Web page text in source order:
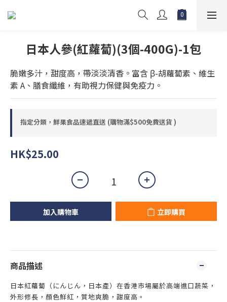
日本人參(紅蘿蔔)(3個-400G)-1包
脆嫩多汁，甜度高，帶淡淡清香。富含 β-胡蘿蔔素、維生
素 A、膳食纖維，有助視力保健與免疫力。
指定分類，鮮果食品速遞直送 (購物滿$500免費送貨 )
HK$25.00
加入購物車 立即購買
商品描述
日本紅蘿蔔（にんじん，日本產）在香港市場屬於高端進口蔬菜，
外形修長，顏色鮮紅，質地爽脆，甜度高。